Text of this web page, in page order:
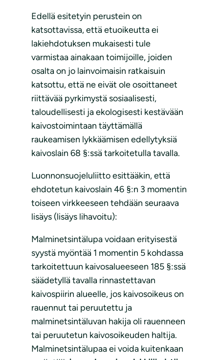
Edellä esitetyin perustein on
katsottavissa, että etuoikeutta ei
lakiehdotuksen mukaisesti tule
varmistaa ainakaan toimijoille, joiden
osalta on jo lainvoimaisin ratkaisuin
katsottu, että ne eivät ole osoittaneet
riittävää pyrkimystä sosiaalisesti,
taloudellisesti ja ekologisesti kestävään
kaivostoimintaan täyttämällä
raukeamisen lykkäämisen edellytyksiä
kaivoslain 68 §:ssä tarkoitetulla tavalla.
Luonnonsuojeluliitto esittääkin, että
ehdotetun kaivoslain 46 §:n 3 momentin
toiseen virkkeeseen tehdään seuraava
lisäys (lisäys lihavoitu):
Malminetsintälupa voidaan erityisestä
syystä myöntää 1 momentin 5 kohdassa
tarkoitettuun kaivosalueeseen 185 §:ssä
säädetyllä tavalla rinnastettavan
kaivospiirin alueelle, jos kaivosoikeus on
rauennut tai peruutettu ja
malminetsintäluvan hakija oli rauenneen
tai peruutetun kaivosoikeuden haltija.
Malminetsintälupaa ei voida kuitenkaan